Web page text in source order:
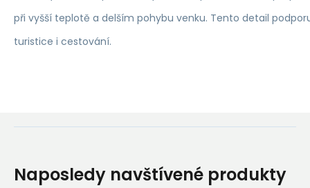
při vyšší teplotě a delším pohybu venku. Tento detail
turistice i cestování.
Naposledy navštívené produkty